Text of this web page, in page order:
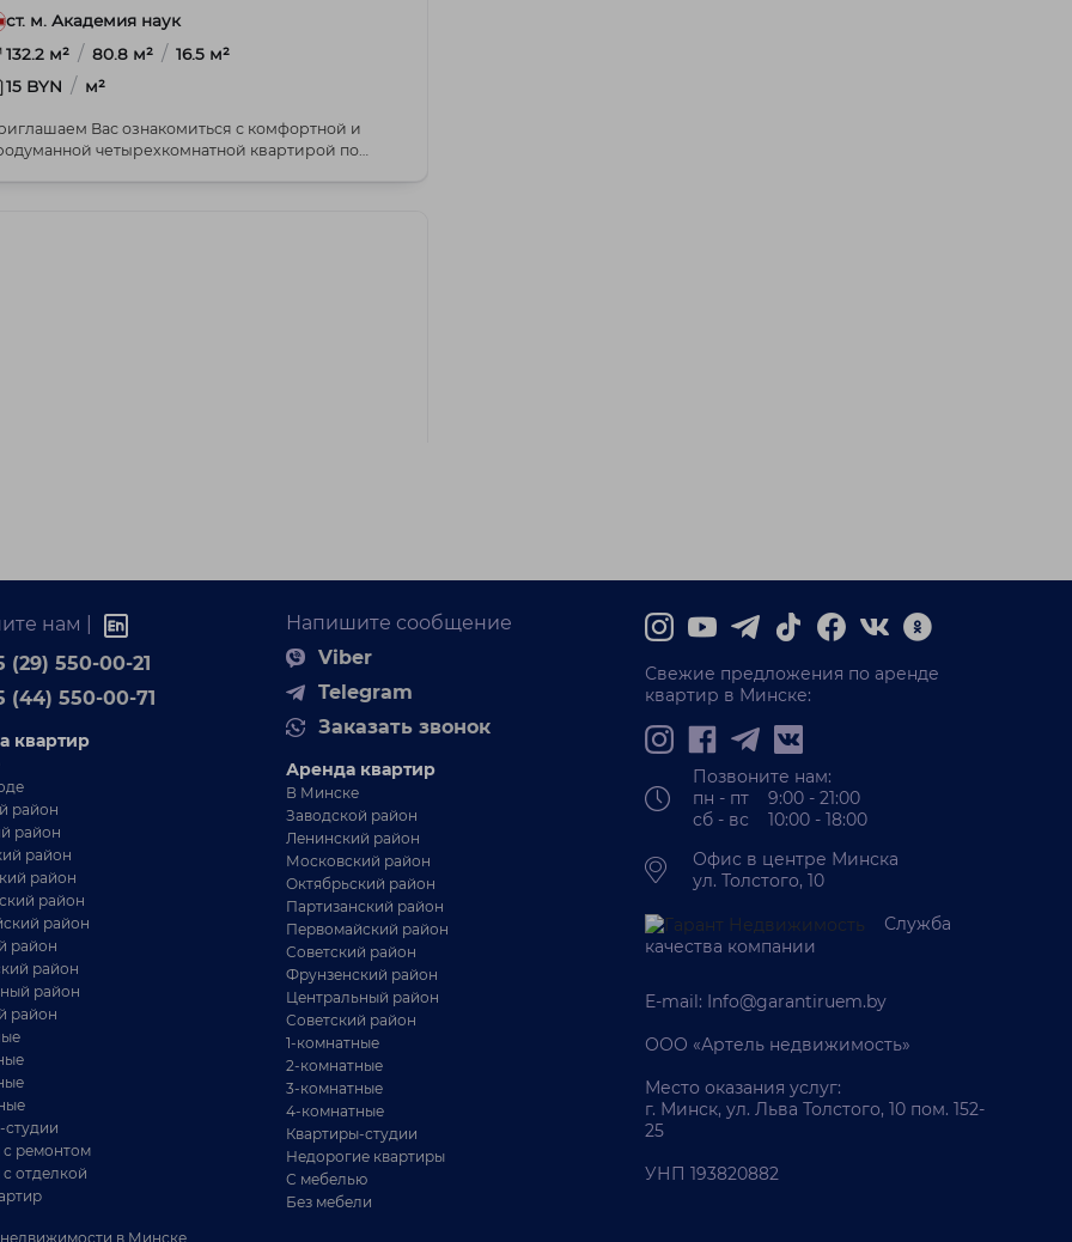
ст. м. Академия наук
132.2 м² / 80.8 м² / 16.5 м²
15 BYN / м²
Вас ознакомиться с комфортной и
четырехкомнатной квартирой по
в Минске, ул. Богдановича 144
г. Минск, ул. Богдановича, 144
Советский район
новый статус: жизнь с панорамой на 14-м этаже
что вы просыпаетесь не под шум
нам |
(29) 550-00-21
(44) 550-00-71
квартир
район
район
район
район
район
район
район
район
район
район
студии
с ремонтом
отделкой
в Минске
Напишите сообщение
Viber
Telegram
Заказать звонок
Аренда квартир
В Минске
Заводской район
Ленинский район
Московский район
Октябрьский район
Партизанский район
Первомайский район
Советский район
Фрунзенский район
Центральный район
Советский район
1-комнатные
2-комнатные
3-комнатные
4-комнатные
Квартиры-студии
Недорогие квартиры
С мебелью
Без мебели
Свежие предложения по аренде
квартир в Минске:
Позвоните нам:
пн - пт 9:00 - 21:00
сб - вс 10:00 - 18:00
Офис в центре Минска
ул. Толстого, 10
Служба
качества компании
E-mail: Info@garantiruem.by
ООО «Артель недвижимость»
Место оказания услуг:
г. Минск, ул. Льва Толстого, 10 пом. 152-
25
УНП 193820882